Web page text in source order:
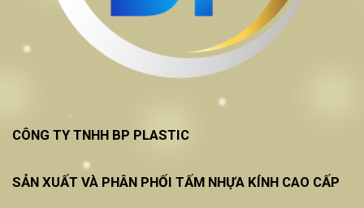
CÔNG TY TNHH BP PLASTIC
SẢN XUẤT VÀ PHÂN PHỐI TẤM NHỰA KÍNH CAO CẤP